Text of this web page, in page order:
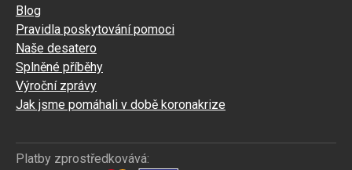
Blog
Pravidla poskytování pomoci
Naše desatero
Splněné příběhy
Výroční zprávy
Jak jsme pomáhali v době koronakrize
Platby zprostředkovává: